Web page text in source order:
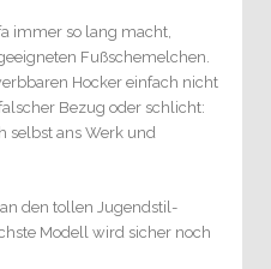
immer so lang macht,
Fußschemelchen.
Hocker einfach nicht
Bezug oder schlicht:
selbst ans Werk und
den tollen Jugendstil-
Modell wird sicher noch